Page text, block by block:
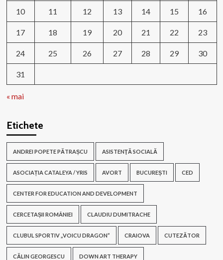
10 11 12 13 14 15 16
17 18 19 20 21 22 23
24 25 26 27 28 29 30
31
« mai
Etichete
ANDREI POPETE PĂTRAȘCU ASISTENŢĂ SOCIALĂ
ASOCIAȚIA CATALEYA / YRIS AVORT BUCUREȘTI CED
CENTER FOR EDUCATION AND DEVELOPMENT
CERCETAȘII ROMÂNIEI CLAUDIU DUMITRACHE
CLUBUL SPORTIV „VOICU DRAGON” CRAIOVA CUTEZĂTOR
CĂLIN GEORGESCU DOWN ART THERAPY